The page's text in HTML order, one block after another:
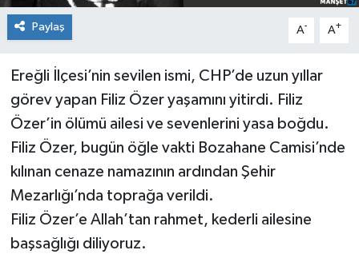
Paylaş A- A+
Ereğli İlçesi’nin sevilen ismi, CHP’de uzun yıllar
görev yapan Filiz Özer yaşamını yitirdi. Filiz
Özer’in ölümü ailesi ve sevenlerini yasa boğdu.
Filiz Özer, bugün öğle vakti Bozahane Camisi’nde
kılınan cenaze namazının ardından Şehir
Mezarlığı’nda toprağa verildi.
Filiz Özer’e Allah’tan rahmet, kederli ailesine
başsağlığı diliyoruz.